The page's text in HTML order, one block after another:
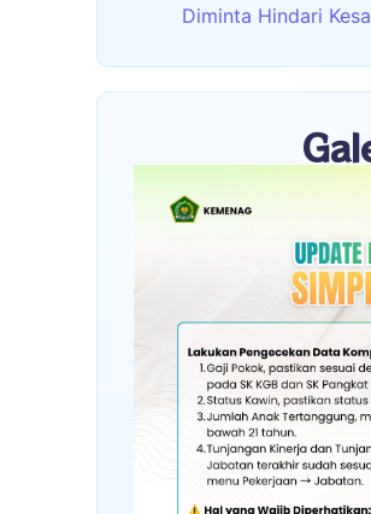
Diminta Hindari